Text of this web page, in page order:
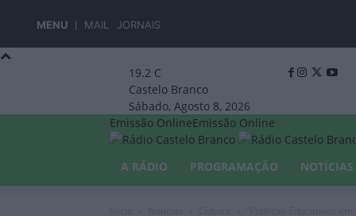
MENU MAIL JORNAIS
19.2 C
Castelo Branco
Sábado, Agosto 8, 2026
Emissão OnlineEmissão Online
A RÁDIO
PROGRAMAÇÃO NOTÍCIAS